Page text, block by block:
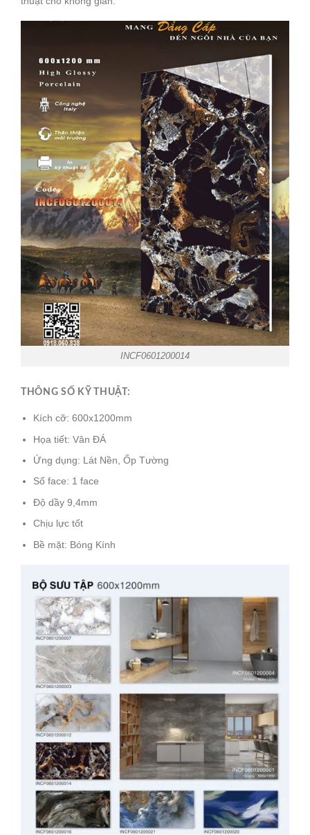
INCF0601200014
THÔNG SỐ KỸ THUẬT:
Kích cỡ: 600x1200mm
Họa tiết: Vân ĐÁ
Ứng dụng: Lát Nền, Ốp Tường
Số face: 1 face
Độ dầy 9,4mm
Chịu lực tốt
Bề mặt: Bóng Kính